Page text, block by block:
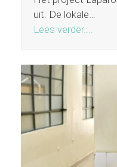
uit. De lokale…
Lees verder....